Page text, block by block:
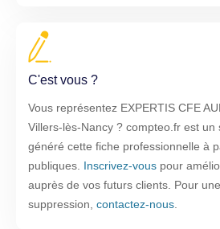
C'est vous ?
Vous représentez EXPERTIS CFE
Villers-lès-Nancy ? compteo.fr est un
généré cette fiche professionnelle à
publiques. Inscrivez-vous pour
auprès de vos futurs clients. Pour
suppression, contactez-nous